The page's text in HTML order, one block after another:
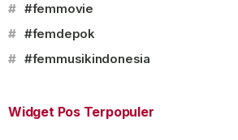
# #femmovie
# #femdepok
# #femmusikindonesia
Widget Pos Terpopuler